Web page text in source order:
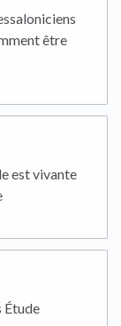
être
est vivante
Étude